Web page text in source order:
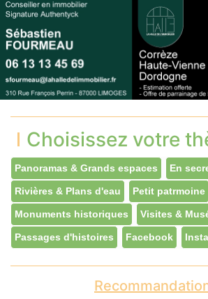
Choisissez votre
Panoramas & Grands espaces En
Rivières & Plans d'eau Petit patrmoine
Monuments historiques Visites &
Passages d'histoires Facebook